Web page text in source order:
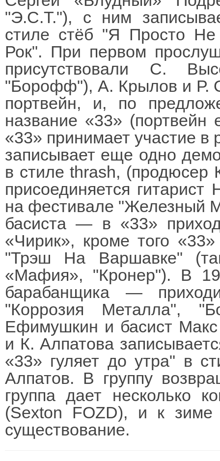
"Э.С.Т."), с ним
стиле стёб "Я Просто
Рок". При первом
присутствовали С.
"Борофф"), А. Крылов и Р.
портвейн, и, по
название «33»
«33» принимает участие в
записывает еще одно
в стиле thrash, (продюсер
присоединяется
на фестивале "Железный
басиста — в «33»
«Чирик», кроме того
"Трэш На Варшавке"
«Мафия», "Кронер"). В
барабанщика —
"Коррозия Металла",
Ефимушкин и басист
и К. Алпатова
«33» гуляет до утра" в
Алпатов. В группу
группа дает несколько
(Sexton FOZD), и к зиме
существование.